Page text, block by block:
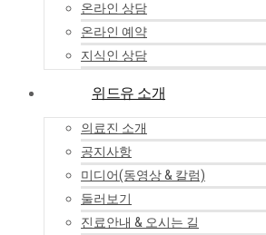
온라인 상담
온라인 예약
지식인 상담
위드유 소개
의료진 소개
공지사항
미디어(동영상 & 칼럼)
둘러보기
진료안내 & 오시는 길